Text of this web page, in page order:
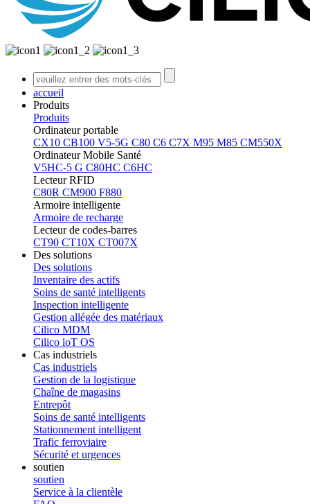
accueil
Produits
Produits
Ordinateur portable
CX10 CB100 V5-5G C80 C6 C7X M95 M85 CM550X
Ordinateur Mobile Santé
V5HC-5 G C80HC C6HC
Lecteur RFID
C80R CM900 F880
Armoire intelligente
Armoire de recharge
Lecteur de codes-barres
CT90 CT10X CT007X
Des solutions
Des solutions
Inventaire des actifs
Soins de santé intelligents
Inspection intelligente
Gestion allégée des matériaux
Cilico MDM
Cilico loT OS
Cas industriels
Cas industriels
Gestion de la logistique
Chaîne de magasins
Entrepôt
Soins de santé intelligents
Stationnement intelligent
Trafic ferroviaire
Sécurité et urgences
soutien
soutien
Service à la clientèle